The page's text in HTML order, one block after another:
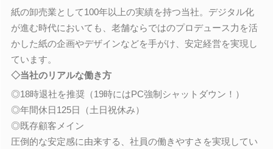
紙の卸売業として100年以上の実績を持つ当社。デジタル化
が進む時代においても、老舗ならではのプロデュース力を活
かした紙の企画やデザインなどを手がけ、安定経営を実現し
ています。
◇当社のリアルな働き方
◎18時退社を推奨（19時にはPC強制シャットダウン！）
◎年間休日125日（土日祝休み）
◎既存顧客メイン
圧倒的な安定感に由来する、社員の働きやすさを実現してい